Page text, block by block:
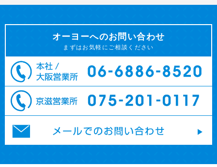
オーヨーへのお問い合わせ
まずはお気軽にご相談ください